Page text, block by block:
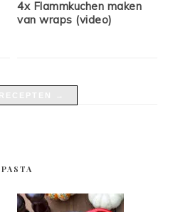
4x Flammkuchen maken
van wraps (video)